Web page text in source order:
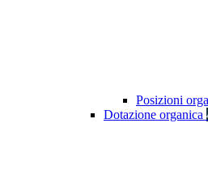
Posizioni
Dotazione organica